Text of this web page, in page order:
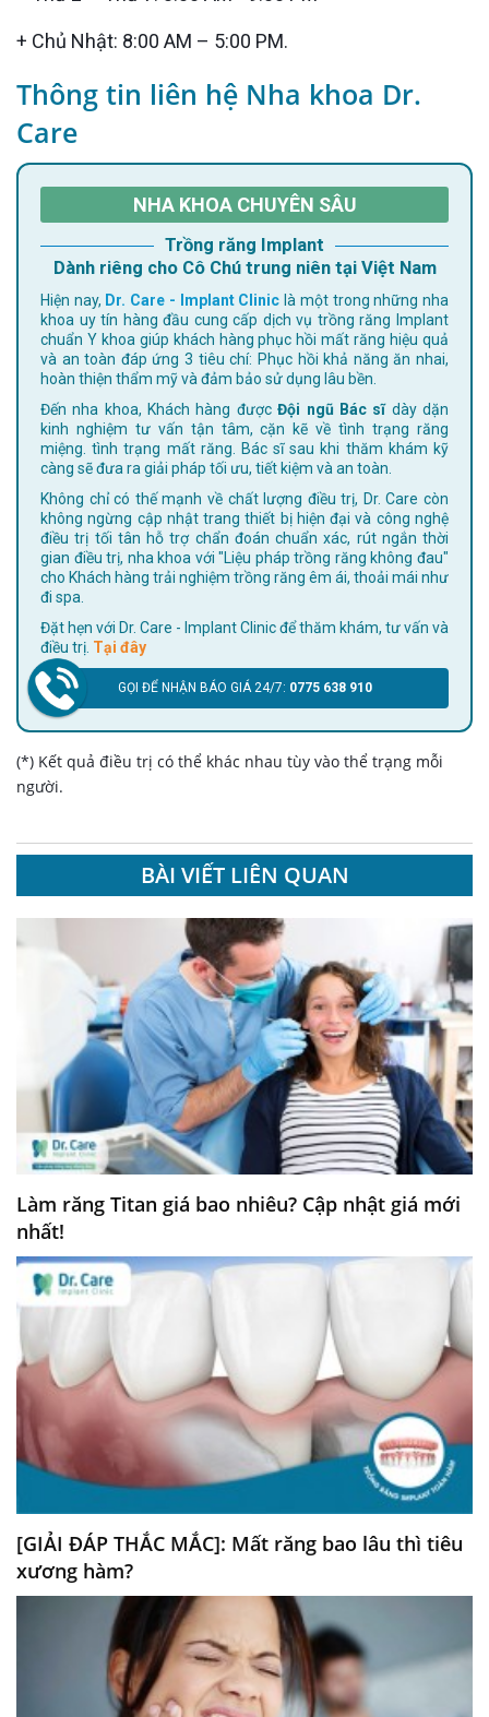
+ Chủ Nhật: 8:00 AM – 5:00 PM.
Thông tin liên hệ Nha khoa Dr.
Care
NHA KHOA CHUYÊN SÂU
Trồng răng Implant
Dành riêng cho Cô Chú trung niên tại Việt Nam
Hiện nay, Dr. Care - Implant Clinic là một trong những nha
khoa uy tín hàng đầu cung cấp dịch vụ trồng răng Implant
chuẩn Y khoa giúp khách hàng phục hồi mất răng hiệu quả
và an toàn đáp ứng 3 tiêu chí: Phục hồi khả năng ăn nhai,
hoàn thiện thẩm mỹ và đảm bảo sử dụng lâu bền.
Đến nha khoa, Khách hàng đượcĐội ngũ Bác sĩdày dặn
kinh nghiệm tư vấn tận tâm, cặn kẽ về tình trạng răng
miệng. tình trạng mất răng. Bác sĩ sau khi thăm khám kỹ
càng sẽ đưa ra giải pháp tối ưu, tiết kiệm và an toàn.
Không chỉ có thế mạnh về chất lượng điều trị, Dr. Care còn
không ngừng cập nhật trang thiết bị hiện đại và công nghệ
điều trị tối tân hỗ trợ chẩn đoán chuẩn xác, rút ngắn thời
gian điều trị, nha khoa với "Liệu pháp trồng răng không đau"
cho Khách hàng trải nghiệm trồng răng êm ái, thoải mái như
đi spa.
Đặt hẹn với Dr. Care - Implant Clinic để thăm khám, tư vấn và
điều trị. Tại đây
GỌI ĐỂ NHẬN BÁO GIÁ 24/7: 0775 638 910
(*) Kết quả điều trị có thể khác nhau tùy vào thể trạng mỗi
người.
BÀI VIẾT LIÊN QUAN
Làm răng Titan giá bao nhiêu? Cập nhật giá mới
nhất!
[GIẢI ĐÁP THẮC MẮC]: Mất răng bao lâu thì tiêu
xương hàm?